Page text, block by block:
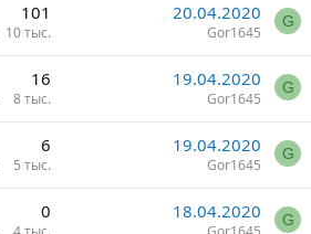
101
10 тыс.
20.04.2020
Gor1645
G
16
8 тыс.
19.04.2020
Gor1645
G
6
5 тыс.
19.04.2020
Gor1645
G
0 18.04.2020 G